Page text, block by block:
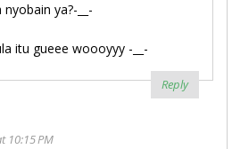
ya?-__-
itu gueee woooyyy -__-
Reply
10:15 PM